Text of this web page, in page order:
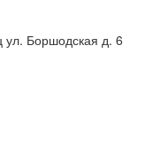
ул. Боршодская д. 6